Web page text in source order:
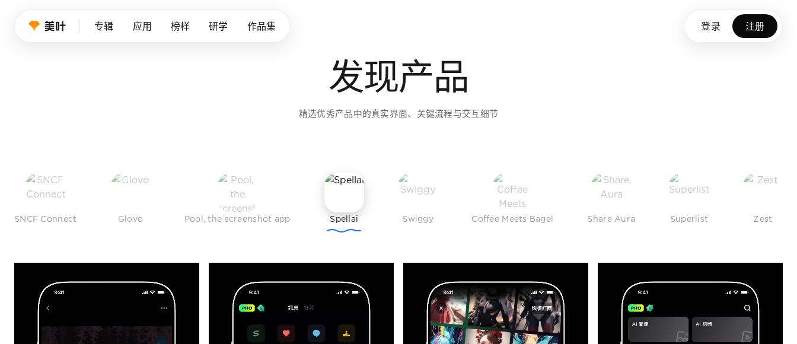
专辑 应用 榜样 研学 作品集 登录 注册
设计师的品味养成所
我们持续筛选优秀产品、创意作品与行业榜样，帮助设计师拓展审美，建立判断发现产品
精选优秀产品中的真实界面、关键流程与交互细节
SNCF Connect Glovo Pool, the screenshot app Spellai Swiggy Coffee Meets Bagel Share Aura Superlist Zest